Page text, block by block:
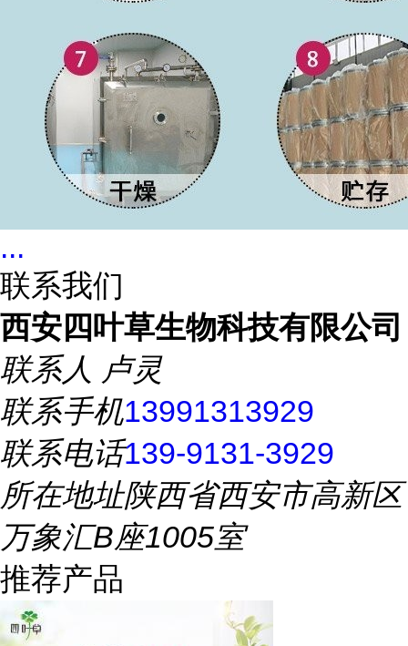
...
联系我们
西安四叶草生物科技有限公司
联系人 卢灵
联系手机13991313929
联系电话139-9131-3929
所在地址陕西省西安市高新区
万象汇B座1005室
推荐产品